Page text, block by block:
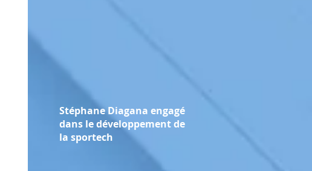
Stéphane Diagana engagé
dans le développement de
la sportech